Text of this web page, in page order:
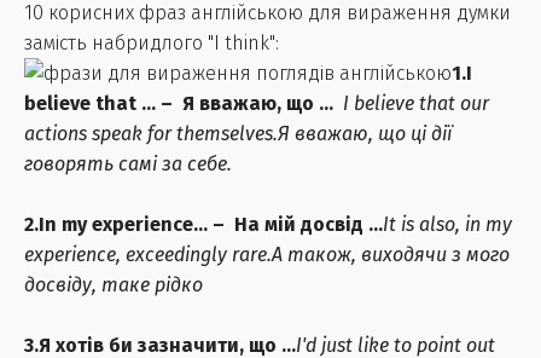
10 корисних фраз англійською для вираження думки
замість набридлого "I think":
1.I
believe that … – Я вважаю, що … I believe that our
actions speak for themselves.Я вважаю, що ці дії
говорять самі за себе.
2.In my experience… – На мій досвід …It is also, in my
experience, exceedingly rare.А також, виходячи з мого
досвіду, таке рідко
3.Я хотів би зазначити, що …I'd just like to point out